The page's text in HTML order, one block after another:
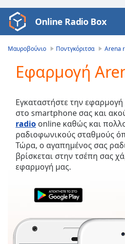
Video
Player
Video
Skip
Backward
Skip
Forward
Mute
Current
Time0:00
TypeLIVE
Seek to
Online Radio Box
Μαυροβούνιο Ποντγκόριτσα Arena
Εφαρμογή
Εγκαταστήστε την
στο smartphone σας και
radio online καθώς και
ραδιοφωνικούς σταθμούς
Τώρα, ο αγαπημένος σας
βρίσκεται στην τσέπη σας
εφαρμογή μας.